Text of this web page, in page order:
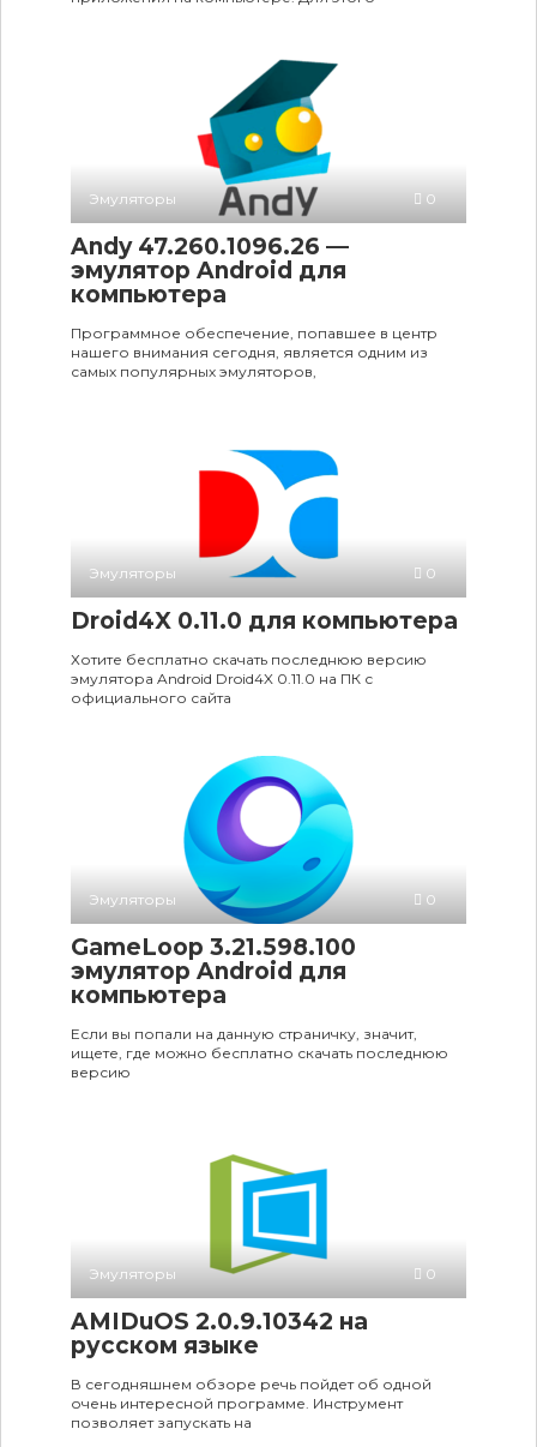
Эмуляторы 0
Andy 47.260.1096.26 —
эмулятор Android для
компьютера
Программное обеспечение, попавшее в центр
нашего внимания сегодня, является одним из
самых популярных эмуляторов,
Эмуляторы 0
Droid4X 0.11.0 для компьютера
Хотите бесплатно скачать последнюю версию
эмулятора Android Droid4X 0.11.0 на ПК с
официального сайта
Эмуляторы 0
GameLoop 3.21.598.100
эмулятор Android для
компьютера
Если вы попали на данную страничку, значит,
ищете, где можно бесплатно скачать последнюю
версию
Эмуляторы 0
AMIDuOS 2.0.9.10342 на
русском языке
В сегодняшнем обзоре речь пойдет об одной
очень интересной программе. Инструмент
позволяет запускать на